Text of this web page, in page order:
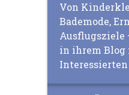
Von
Bademode,
Ausflugsziele
in ihrem Blog